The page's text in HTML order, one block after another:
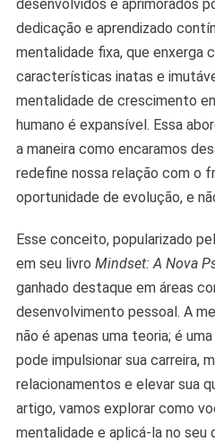
desenvolvidos e aprimorados
dedicação e aprendizado
mentalidade fixa, que enxerga
características inatas e
mentalidade de crescimento
humano é expansível. Essa
a maneira como encaramos
redefine nossa relação com o
oportunidade de evolução, e
Esse conceito, popularizado
em seu livro Mindset: A Nova
ganhado destaque em áreas
desenvolvimento pessoal. A
não é apenas uma teoria; é
pode impulsionar sua carreira,
relacionamentos e elevar sua
artigo, vamos explorar como
mentalidade e aplicá-la no seu